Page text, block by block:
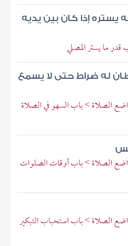
يستره إذا كان بين يديه
ما يستر المصلي
له ضراط حتى لا يسمع
الصلاة > باب السهو في الصلاة
الصلاة > باب أوقات الصلوات
الصلاة > باب استحباب التبكير